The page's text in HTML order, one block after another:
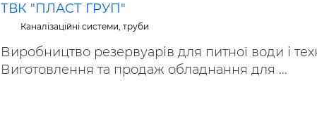
ТВК "ПЛАСТ ГРУП"
Каналізаційні системи, труби
Виробництво резервуарів для питної води і
Виготовлення та продаж обладнання для ...